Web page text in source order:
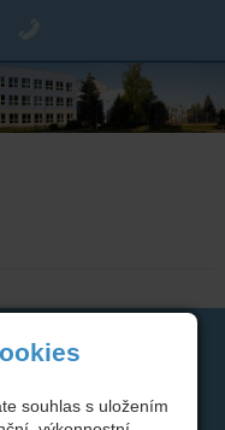
317 723 131
ISSBN(zavináč)kr-s.cz
souhlas s uložením